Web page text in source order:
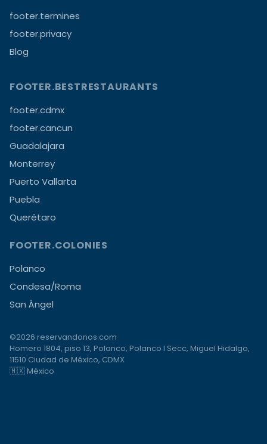
footer.termines
footer.privacy
Blog
FOOTER.BESTRESTAURANTS
footer.cdmx
footer.cancun
Guadalajara
Monterrey
Puerto Vallarta
Puebla
Querétaro
FOOTER.COLONIES
Polanco
Condesa/Roma
San Ángel
©2026 reservandonos.com
Homero 1804, piso 13, Polanco, Polanco I Secc, Miguel Hidalgo,
11510 Ciudad de México, CDMX
🇲🇽 México